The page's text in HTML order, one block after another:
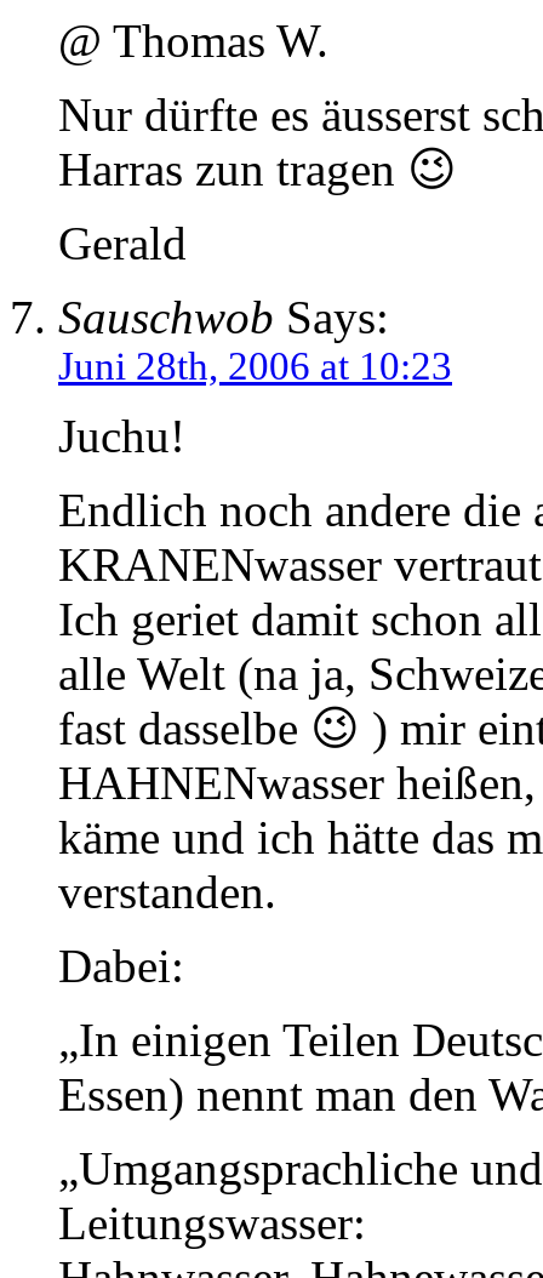
@ Thomas W.
Nur dürfte es äusserst
Harras zun tragen 😉
Gerald
Sauschwob Says:
Juni 28th, 2006 at 10:23
Juchu!
Endlich noch andere die
KRANENwasser
Ich geriet damit schon
alle Welt (na ja,
fast dasselbe 😉 ) mir
HAHNENwasser heißen,
käme und ich hätte das
verstanden.
Dabei:
„In einigen Teilen
Essen) nennt man den
„Umgangsprachliche
Leitungswasser: